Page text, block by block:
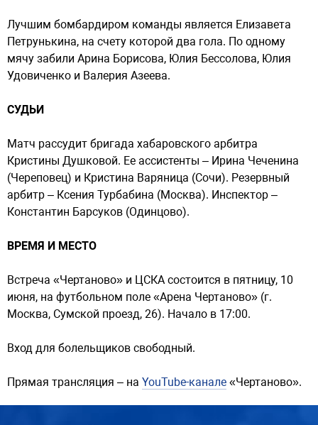
Лучшим бомбардиром команды является Елизавета
Петрунькина, на счету которой два гола. По одному
мячу забили Арина Борисова, Юлия Бессолова, Юлия
Удовиченко и Валерия Азеева.
СУДЬИ
Матч рассудит бригада хабаровского арбитра
Кристины Душковой. Ее ассистенты – Ирина Чеченина
(Череповец) и Кристина Варяница (Сочи). Резервный
арбитр – Ксения Турбабина (Москва). Инспектор –
Константин Барсуков (Одинцово).
ВРЕМЯ И МЕСТО
Встреча «Чертаново» и ЦСКА состоится в пятницу, 10
июня, на футбольном поле «Арена Чертаново» (г.
Москва, Сумской проезд, 26). Начало в 17:00.
Вход для болельщиков свободный.
Прямая трансляция – на YouTube-канале «Чертаново».